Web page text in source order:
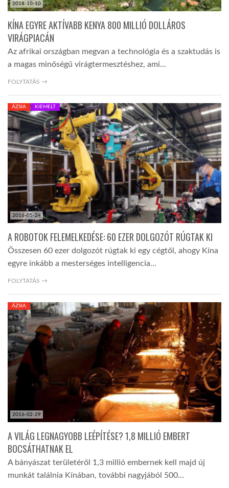
GLOBOTV BP
HÍR3D
TROPICALMAGAZIN
AFRIKA TUDÁSTÁR
LINKTR.EE
GLOBOZSARU
DOBRAVERO.HU
LATIMO.HU
2018-10-10
KÍNA EGYRE AKTÍVABB KENYA 800 MILLIÓ DOLLÁROS
VIRÁGPIACÁN
Az afrikai országban megvan a technológia és a szaktudás is
a magas minőségű virágtermesztéshez, ami…
FOLYTATÁS →
2016-05-24
ÁZSIA KIEMELT
A ROBOTOK FELEMELKEDÉSE: 60 EZER DOLGOZÓT RÚGTAK KI
Összesen 60 ezer dolgozót rúgtak ki egy cégtől, ahogy Kína
egyre inkább a mesterséges intelligencia…
FOLYTATÁS →
2016-02-29
ÁZSIA
A VILÁG LEGNAGYOBB LEÉPÍTÉSE? 1,8 MILLIÓ EMBERT
BOCSÁTHATNAK EL
A bányászat területéről 1,3 millió embernek kell majd új
munkát találnia Kínában, további nagyjából 500…